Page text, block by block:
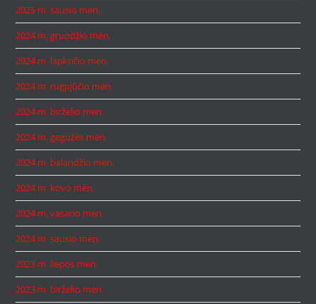
2025 m. sausio mėn.
2024 m. gruodžio mėn.
2024 m. lapkričio mėn.
2024 m. rugpjūčio mėn.
2024 m. birželio mėn.
2024 m. gegužės mėn.
2024 m. balandžio mėn.
2024 m. kovo mėn.
2024 m. vasario mėn.
2024 m. sausio mėn.
2023 m. liepos mėn.
2023 m. birželio mėn.